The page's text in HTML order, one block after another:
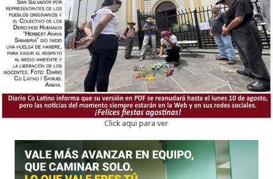
Click aqui para ver